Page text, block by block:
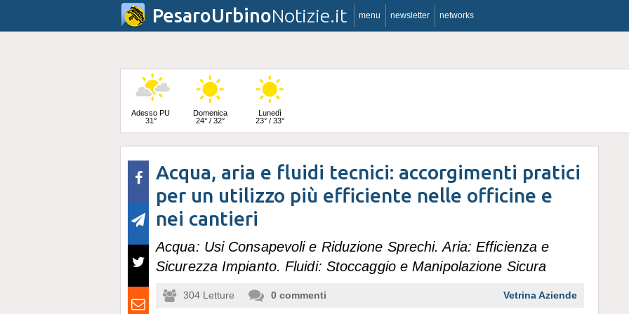
PesaroUrbinoNotizie.it menu newsletter networks
Adesso PU
31°
Domenica
24° / 32°
Lunedì
23° / 33°
Martedì
25° / 33°
Acqua, aria e fluidi tecnici: accorgimenti pratici
per un utilizzo più efficiente nelle officine e
nei cantieri
Acqua: Usi Consapevoli e Riduzione Sprechi. Aria: Efficienza e
Sicurezza Impianto. Fluidi: Stoccaggio e Manipolazione Sicura
304 Letture 0 commenti Vetrina Aziende